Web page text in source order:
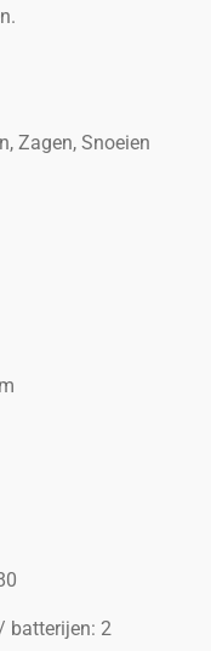
Zagen, Snoeien
batterijen: 2